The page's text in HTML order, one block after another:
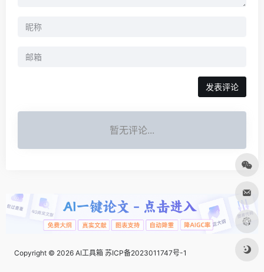
发表评论
暂无评论...
Copyright © 2026 AI工具箱 苏ICP备2023011747号-1